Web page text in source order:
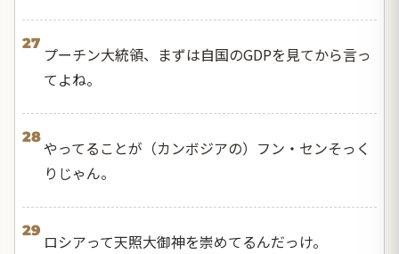
27
プーチン大統領、まずは自国のGDPを見てから言っ
てよね。
28
やってることが（カンボジアの）フン・センそっく
りじゃん。
29
ロシアって天照大御神を崇めてるんだっけ。